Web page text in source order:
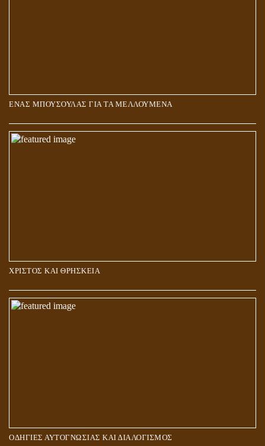
ΕΝΑΣ ΜΠΟΥΣΟΥΛΑΣ ΓΙΑ ΤΑ ΜΕΛΛΟΥΜΕΝΑ
ΧΡΙΣΤΟΣ ΚΑΙ ΘΡΗΣΚΕΙΑ
ΟΔΗΓΙΕΣ ΑΥΤΟΓΝΩΣΙΑΣ ΚΑΙ ΔΙΑΛΟΓΙΣΜΟΣ
Η ΕΠΑΦΗ ΜΕ ΤΟ ΠΝΕΥΜΑ
ΠΟΙΟΙ ΕΠΙΛΕΓΟΥΝ ΤΟΝ ΔΡΟΜΟ ΤΗΣ ΑΛΗΘΕΙΑΣ;